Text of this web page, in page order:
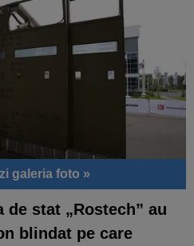
galeria foto »
stat „Rostech” au
blindat pe care